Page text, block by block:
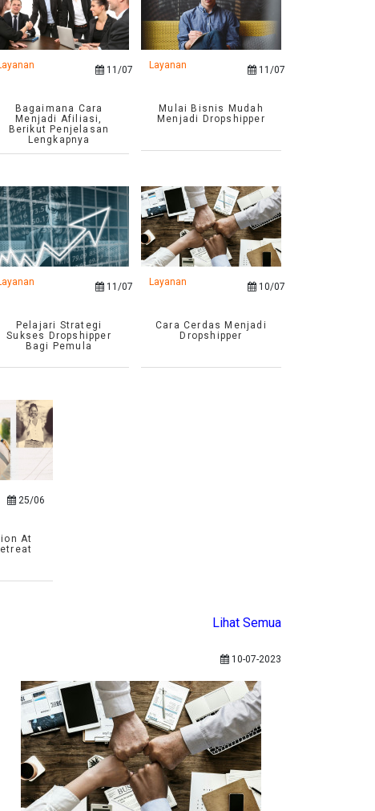
11/07
Bagaimana Cara
Menjadi Afiliasi,
Berikut Penjelasan
Lengkapnya
Layanan 11/07
Mulai Bisnis Mudah
Menjadi Dropshipper
11/07
Pelajari Strategi
Sukses Dropshipper
Bagi Pemula
Layanan 10/07
Cara Cerdas Menjadi
Dropshipper
25/06
At
Lihat Semua
10-07-2023